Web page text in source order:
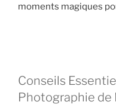
moments magiques
Conseils
Photographie de